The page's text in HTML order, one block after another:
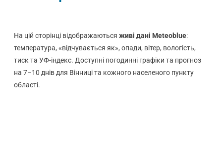
На цій сторінці відображаються живі дані Meteoblue:
температура, «відчувається як», опади, вітер, вологість,
тиск та УФ-індекс. Доступні погодинні графіки та прогноз
на 7–10 днів для Вінниці та кожного населеного пункту
області.